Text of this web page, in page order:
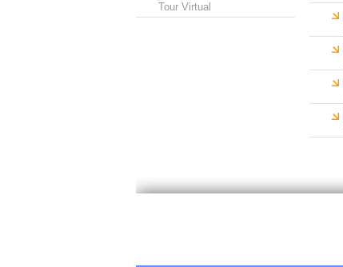
Tour Virtual